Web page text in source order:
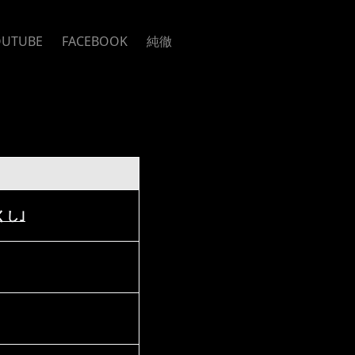
FACEBOOK 純徹
し｣